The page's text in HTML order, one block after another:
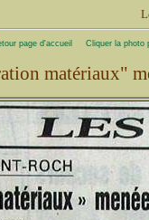
page d'accueil Cliquer la photo
matériaux"